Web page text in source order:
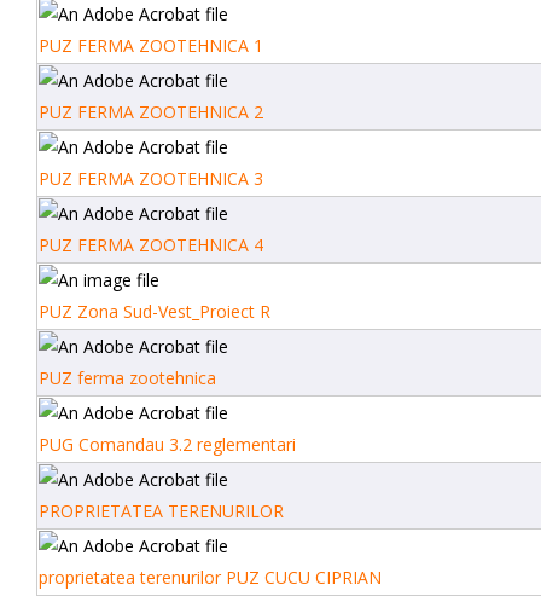
PUZ FERMA ZOOTEHNICA 1
PUZ FERMA ZOOTEHNICA 2
PUZ FERMA ZOOTEHNICA 3
PUZ FERMA ZOOTEHNICA 4
PUZ Zona Sud-Vest_Proiect R
PUZ ferma zootehnica
PUG Comandau 3.2 reglementari
PROPRIETATEA TERENURILOR
proprietatea terenurilor PUZ CUCU CIPRIAN